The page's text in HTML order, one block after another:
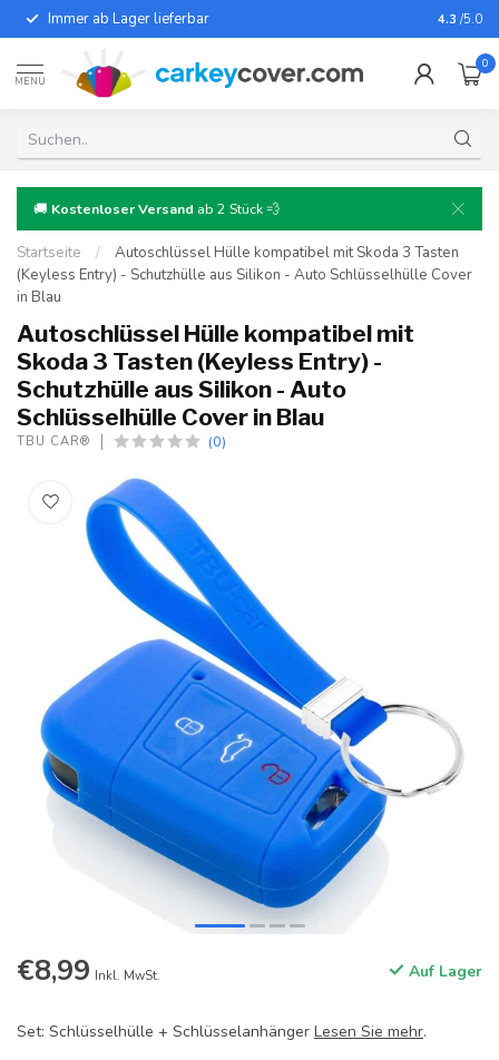
Immer ab Lager lieferbar Für fast
4.3 /5.0
MENU
0
🚚 Kostenloser Versand ab 2 Stück 💨
Startseite /
Autoschlüssel Hülle kompatibel mit Skoda 3 Tasten
(Keyless Entry) - Schutzhülle aus Silikon - Auto Schlüsselhülle Cover
in Blau
Autoschlüssel Hülle kompatibel mit
Skoda 3 Tasten (Keyless Entry) -
Schutzhülle aus Silikon - Auto
Schlüsselhülle Cover in Blau
TBU CAR® (0)
€8,99 Inkl. MwSt. Auf Lager
Set: Schlüsselhülle + Schlüsselanhänger Lesen Sie mehr.